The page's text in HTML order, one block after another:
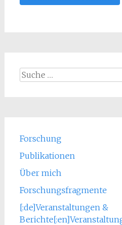
Suche
Forschung
Publikationen
Über mich
Forschungsfragmente
[:de]Veranstaltungen &